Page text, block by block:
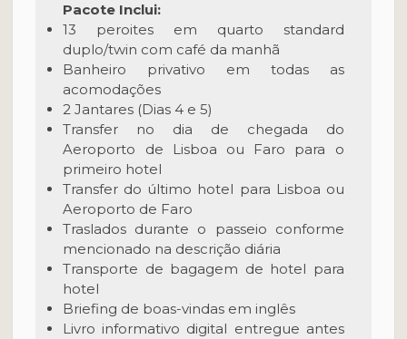
Pacote Inclui:
13 peroites em quarto standard
duplo/twin com café da manhã
Banheiro privativo em todas as
acomodações
2 Jantares (Dias 4 e 5)
Transfer no dia de chegada do
Aeroporto de Lisboa ou Faro para o
primeiro hotel
Transfer do último hotel para Lisboa ou
Aeroporto de Faro
Traslados durante o passeio conforme
mencionado na descrição diária
Transporte de bagagem de hotel para
hotel
Briefing de boas-vindas em inglês
Livro informativo digital entregue antes